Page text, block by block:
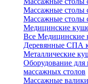
Массажные столы
Массажные столы
Медицинские
Все Медицинские
Деревянные СПА
Металлические
Оборудование для
массажных столов
Массажные валики